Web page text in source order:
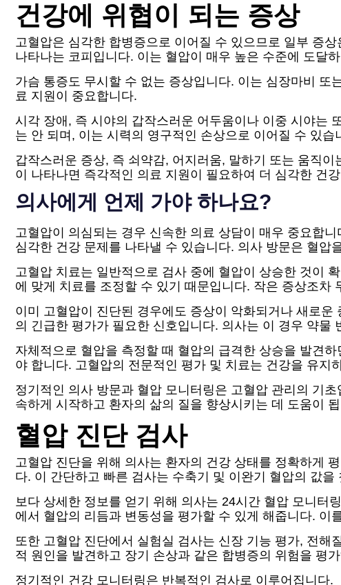
건강에 위협이 되는 증상
고혈압은 심각한 합병증으로 이어질 수 있으므로 일부 증
나타나는 코피입니다. 이는 혈압이 매우 높은 수준에 도달
가슴 통증도 무시할 수 없는 증상입니다. 이는 심장마비 또
료 지원이 중요합니다.
시각 장애, 즉 시야의 갑작스러운 어두움이나 이중 시야는
는 안 되며, 이는 시력의 영구적인 손상으로 이어질 수 있습
갑작스러운 증상, 즉 쇠약감, 어지러움, 말하기 또는 움직
이 나타나면 즉각적인 의료 지원이 필요하여 더 심각한 건
의사에게 언제 가야 하나요?
고혈압이 의심되는 경우 신속한 의료 상담이 매우 중요합
심각한 건강 문제를 나타낼 수 있습니다. 의사 방문은 혈
고혈압 치료는 일반적으로 검사 중에 혈압이 상승한 것이
에 맞게 치료를 조정할 수 있기 때문입니다. 작은 증상조
이미 고혈압이 진단된 경우에도 증상이 악화되거나 새로
의 긴급한 평가가 필요한 신호입니다. 의사는 이 경우 약물
자체적으로 혈압을 측정할 때 혈압의 급격한 상승을 발견
야 합니다. 고혈압의 전문적인 평가 및 치료는 건강을 유
정기적인 의사 방문과 혈압 모니터링은 고혈압 관리의 기
속하게 시작하고 환자의 삶의 질을 향상시키는 데 도움이
혈압 진단 검사
고혈압 진단을 위해 의사는 환자의 건강 상태를 정확하게
다. 이 간단하고 빠른 검사는 수축기 및 이완기 혈압의 값을
보다 상세한 정보를 얻기 위해 의사는 24시간 혈압 모니터
에서 혈압의 리듬과 변동성을 평가할 수 있게 해줍니다. 이
또한 고혈압 진단에서 실험실 검사는 신장 기능 평가, 전해
적 원인을 발견하고 장기 손상과 같은 합병증의 위험을 평
정기적인 건강 모니터링은 반복적인 검사로 이루어집니다.